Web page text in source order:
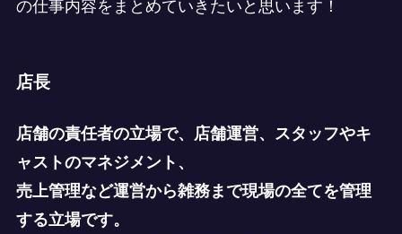
の仕事内容をまとめていきたいと思います！
店長
店舗の責任者の立場で、店舗運営、スタッフやキ
ャストのマネジメント、
売上管理など運営から雑務まで現場の全てを管理
する立場です。